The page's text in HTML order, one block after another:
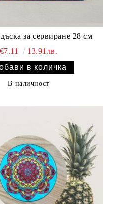
за сервиране 28 см
€7.11
13.91лв.
В наличност